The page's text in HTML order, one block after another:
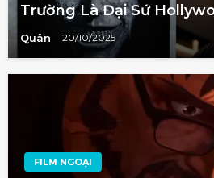
Trường Là Đại Sứ
Quân 20/10/2025
FILM NGOẠI